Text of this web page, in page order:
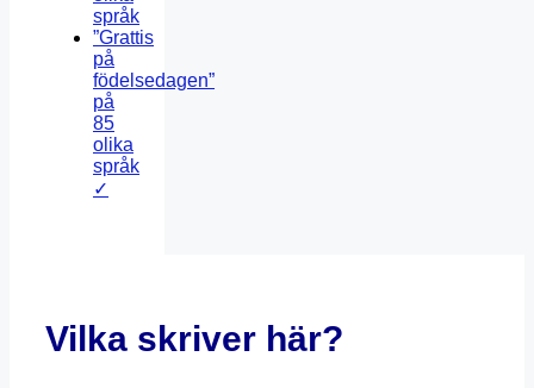
språk
”Grattis
på
födelsedagen”
på
85
olika
språk
✓
Vilka skriver här?